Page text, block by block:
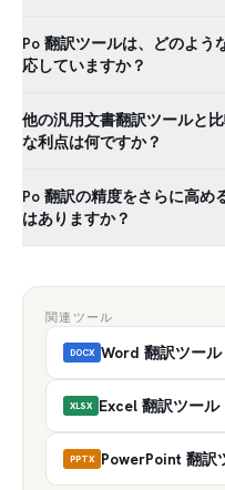
Po 翻訳ツールは、どのよう
応していますか？
他の汎用文書翻訳ツールと
な利点は何ですか？
Po 翻訳の精度をさらに高め
はありますか？
関連ツール
DOCX Word 翻訳ツール
XLSX Excel 翻訳ツール
PPTX PowerPoint 翻訳